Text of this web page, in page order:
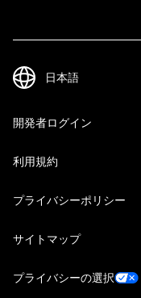
開発者ログイン
利用規約
プライバシーポリシー
サイトマップ
プライバシーの選択